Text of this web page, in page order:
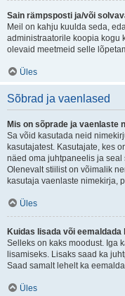
Sain rämpsposti ja/või
Meil on kahju kuulda seda,
administraatorile koopia kogu
olevaid meetmeid selle
Üles
Sõbrad ja vaenlased
Mis on sõprade ja vaenlaste
Sa võid kasutada neid
kasutajatest. Kasutajate, kes
näed oma juhtpaneelis ja
Olenevalt stiilist on võimalik
kasutaja vaenlaste nimekirja,
Üles
Kuidas lisada või
Selleks on kaks moodust. Iga
lisamiseks. Lisaks saad ka
Saad samalt lehelt ka
Üles